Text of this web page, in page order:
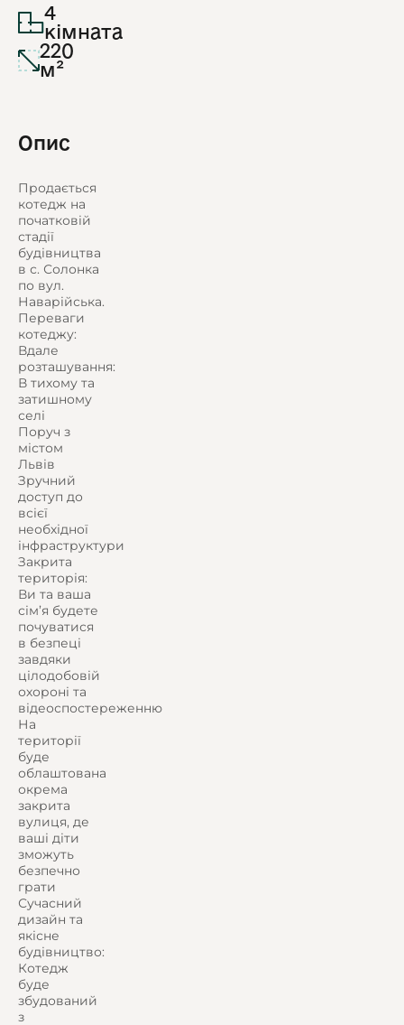
4
кімната
220
м²
Опис
Продається
котедж на
початковій
стадії
будівництва
в с. Солонка
по вул.
Наварійська.
Переваги
котеджу:
Вдале
розташування:
В тихому та
затишному
селі
Поруч з
містом
Львів
Зручний
доступ до
всієї
необхідної
інфраструктури
Закрита
територія:
Ви та ваша
сім’я будете
почуватися
в безпеці
завдяки
цілодобовій
охороні та
відеоспостереженню
На
території
буде
облаштована
окрема
закрита
вулиця, де
ваші діти
зможуть
безпечно
грати
Сучасний
дизайн та
якісне
будівництво:
Котедж
буде
збудований
з